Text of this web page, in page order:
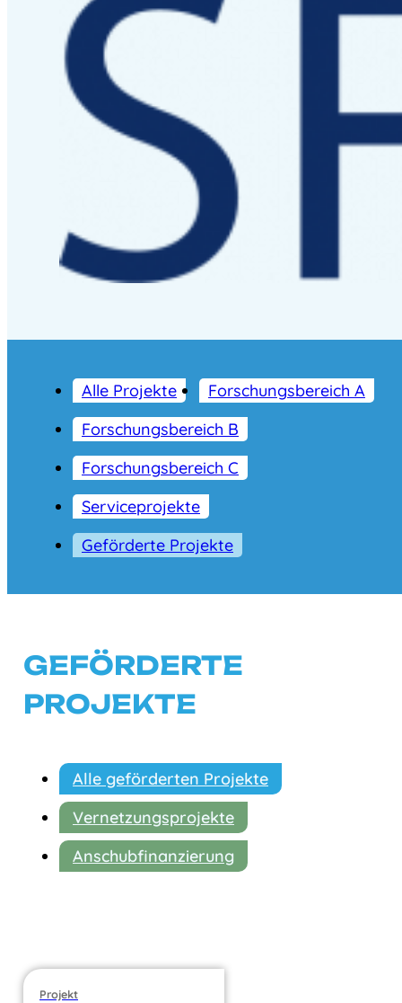
Alle Projekte
Forschungsbereich A
Forschungsbereich B
Forschungsbereich C
Serviceprojekte
Geförderte Projekte
GEFÖRDERTE
PROJEKTE
Alle geförderten Projekte
Vernetzungsprojekte
Anschubfinanzierung
Projekt